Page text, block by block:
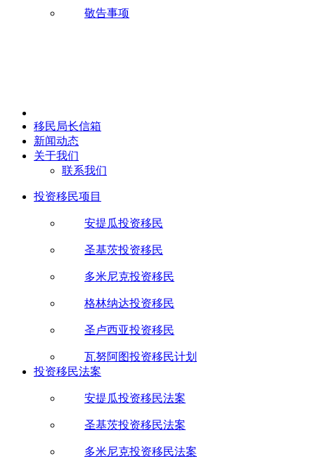
敬告事项
移民局长信箱
新闻动态
关于我们
联系我们
投资移民项目
安提瓜投资移民
圣基茨投资移民
多米尼克投资移民
格林纳达投资移民
圣卢西亚投资移民
瓦努阿图投资移民计划
投资移民法案
安提瓜投资移民法案
圣基茨投资移民法案
多米尼克投资移民法案